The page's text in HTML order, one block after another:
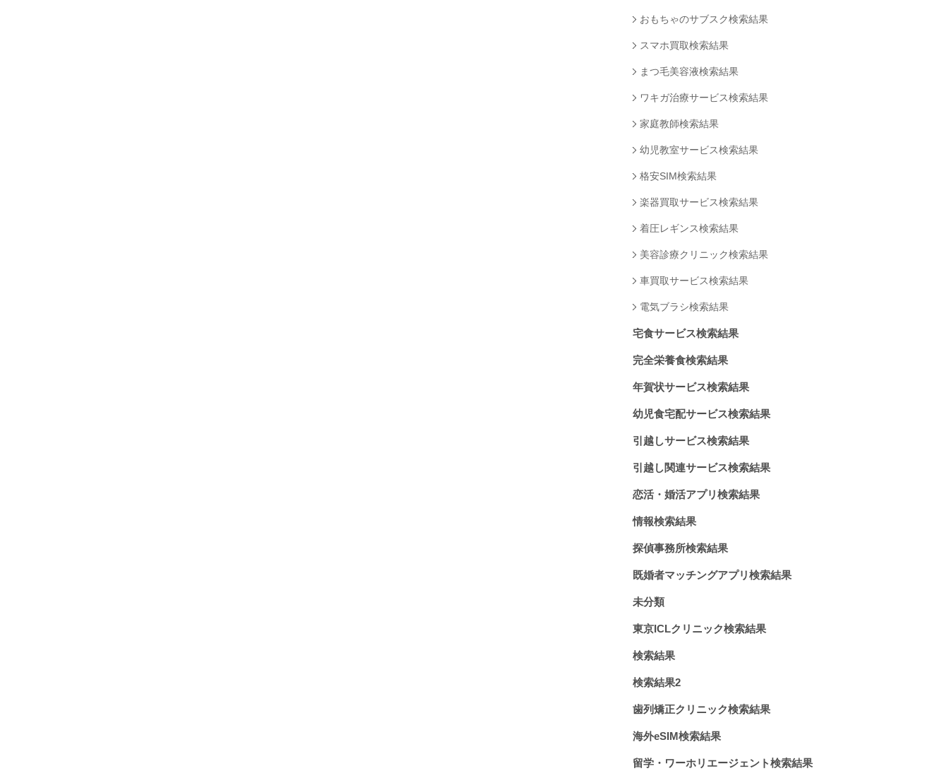
おもちゃのサブスク検索結果
スマホ買取検索結果
まつ毛美容液検索結果
ワキガ治療サービス検索結果
家庭教師検索結果
幼児教室サービス検索結果
格安SIM検索結果
楽器買取サービス検索結果
着圧レギンス検索結果
美容診療クリニック検索結果
車買取サービス検索結果
電気ブラシ検索結果
宅食サービス検索結果
完全栄養食検索結果
年賀状サービス検索結果
幼児食宅配サービス検索結果
引越しサービス検索結果
引越し関連サービス検索結果
恋活・婚活アプリ検索結果
情報検索結果
探偵事務所検索結果
既婚者マッチングアプリ検索結果
未分類
東京ICLクリニック検索結果
検索結果
検索結果2
歯列矯正クリニック検索結果
海外eSIM検索結果
留学・ワーホリエージェント検索結果